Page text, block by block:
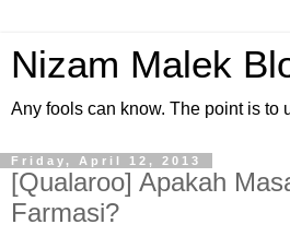
Nizam Malek
Any fools can know. The point is to
Friday, April 12, 2013
[Qualaroo] Apakah
Farmasi?